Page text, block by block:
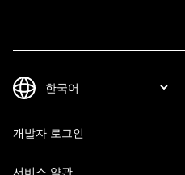
개발자 로그인
서비스 약관